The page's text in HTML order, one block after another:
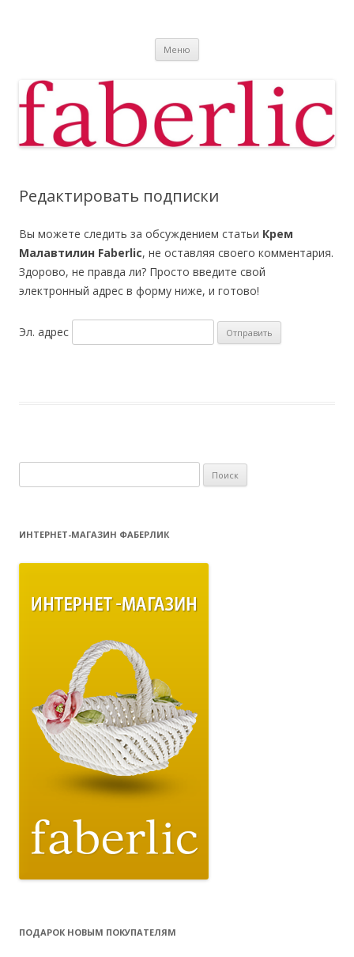
Меню
Редактировать подписки
Вы можете следить за обсуждением статьи Крем
Малавтилин Faberlic, не оставляя своего комментария.
Здорово, не правда ли? Просто введите свой
электронный адрес в форму ниже, и готово!
Эл. адрес
ИНТЕРНЕТ-МАГАЗИН ФАБЕРЛИК
ПОДАРОК НОВЫМ ПОКУПАТЕЛЯМ